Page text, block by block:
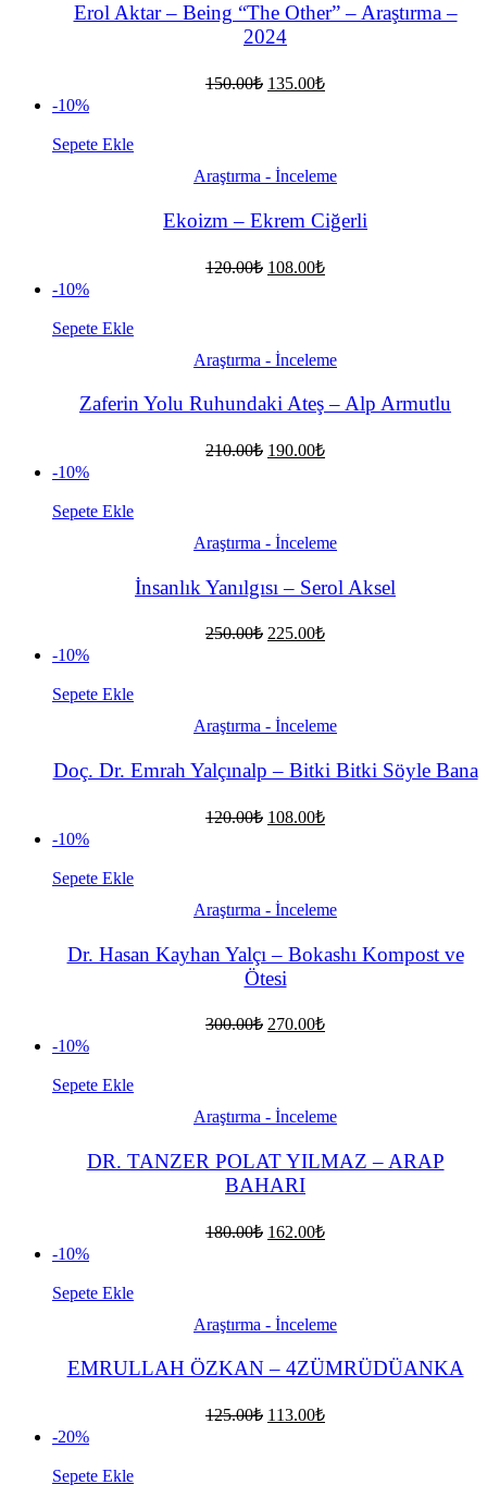
Erol Aktar – Being “The Other” – Araştırma –
2024
150.00₺ Orijinal
135.00₺Şu
-10%
Sepete Ekle
Araştırma - İnceleme
Ekoizm – Ekrem Ciğerli
120.00₺ Orijinal
108.00₺Şu
-10%
Sepete Ekle
Araştırma - İnceleme
Zaferin Yolu Ruhundaki Ateş – Alp Armutlu
210.00₺ Orijinal
190.00₺Şu
-10%
Sepete Ekle
Araştırma - İnceleme
İnsanlık Yanılgısı – Serol Aksel
250.00₺ Orijinal
225.00₺Şu
-10%
Sepete Ekle
Araştırma - İnceleme
Doç. Dr. Emrah Yalçınalp – Bitki Bitki Söyle Bana
120.00₺ Orijinal
108.00₺Şu
-10%
Sepete Ekle
Araştırma - İnceleme
Dr. Hasan Kayhan Yalçı – Bokashı Kompost ve
Ötesi
300.00₺ Orijinal
270.00₺Şu
-10%
Sepete Ekle
Araştırma - İnceleme
DR. TANZER POLAT YILMAZ – ARAP
BAHARI
180.00₺ Orijinal
162.00₺Şu
-10%
Sepete Ekle
Araştırma - İnceleme
EMRULLAH ÖZKAN – 4ZÜMRÜDÜANKA
125.00₺ Orijinal
113.00₺Şu
-20%
Sepete Ekle